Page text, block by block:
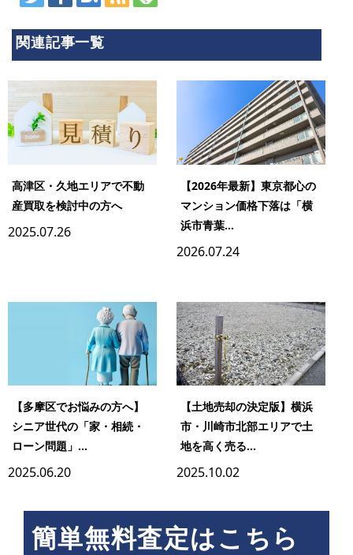
関連記事一覧
高津区・久地エリアで不動
産買取を検討中の方へ
2025.07.26
【2026年最新】東京都心の
マンション価格下落は「横
浜市青葉...
2026.07.24
【多摩区でお悩みの方へ】
シニア世代の「家・相続・
ローン問題」...
2025.06.20
【土地売却の決定版】横浜
市・川崎市北部エリアで土
地を高く売る...
2025.10.02
簡単無料査定はこちら